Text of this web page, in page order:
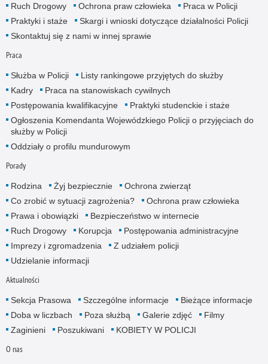
Ruch Drogowy
Ochrona praw człowieka
Praca w Policji
Praktyki i staże
Skargi i wnioski dotyczące działalności Policji
Skontaktuj się z nami w innej sprawie
Praca
Służba w Policji
Listy rankingowe przyjętych do służby
Kadry
Praca na stanowiskach cywilnych
Postępowania kwalifikacyjne
Praktyki studenckie i staże
Ogłoszenia Komendanta Wojewódzkiego Policji o przyjęciach do
służby w Policji
Oddziały o profilu mundurowym
Porady
Rodzina Żyj bezpiecznie
Ochrona zwierząt
Co zrobić w sytuacji zagrożenia?
Ochrona praw człowieka
Prawa i obowiązki
Bezpieczeństwo w internecie
Ruch Drogowy
Korupcja
Postępowania administracyjne
Imprezy i zgromadzenia
Z udziałem policji
Udzielanie informacji
Aktualności
Sekcja Prasowa Szczególne informacje
Bieżące informacje
Doba w liczbach
Poza służbą Galerie zdjęć
Filmy
Zaginieni
Poszukiwani KOBIETY W POLICJI
O nas